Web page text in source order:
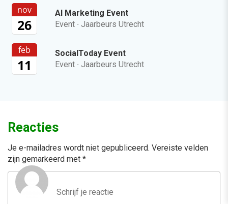
nov
26
AI Marketing Event
Event · Jaarbeurs Utrecht
feb
11
SocialToday Event
Event · Jaarbeurs Utrecht
Reacties
Je e-mailadres wordt niet gepubliceerd. Vereiste velden
zijn gemarkeerd met *